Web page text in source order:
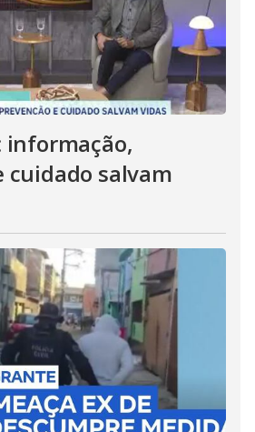
informação,
cuidado salvam